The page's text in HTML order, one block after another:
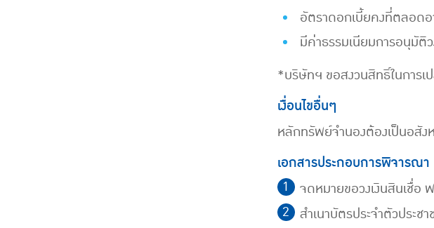
อัตราดอกเบี้ยคงที่ตลอ
มีค่าธรรมเนียมการอนุมัติว
*บริษัทฯ ขอสงวนสิทธิ์ในการเ
เงื่อนไขอื่นๆ
หลักทรัพย์จำนองต้องเป็นอสัง
เอกสารประกอบการพิจารณา
จดหมายขอวงเงินสินเชื่อ
สำเนาบัตรประจำตัวประ